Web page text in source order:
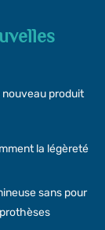
nouveau produit
la légèreté
sans pour